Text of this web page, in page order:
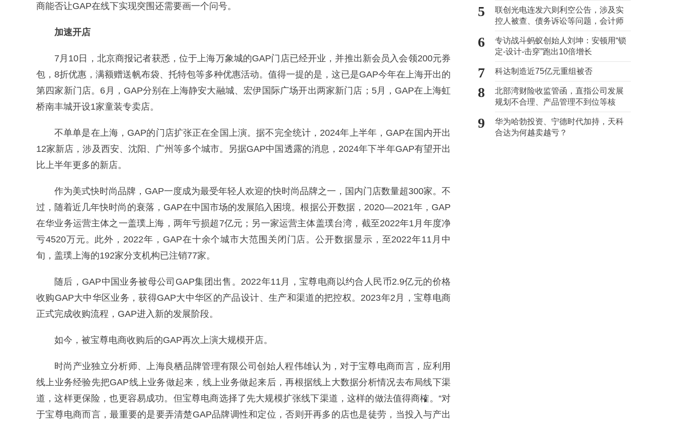
商能否让GAP在线下实现突围还需要画一个问号。
加速开店
7月10日，北京商报记者获悉，位于上海万象城的GAP门店已经开业，并推出新会员入会领200元券
包，8折优惠，满额赠送帆布袋、托特包等多种优惠活动。值得一提的是，这已是GAP今年在上海开出的
第四家新门店。6月，GAP分别在上海静安大融城、宏伊国际广场开出两家新门店；5月，GAP在上海虹
桥南丰城开设1家童装专卖店。
不单单是在上海，GAP的门店扩张正在全国上演。据不完全统计，2024年上半年，GAP在国内开出
12家新店，涉及西安、沈阳、广州等多个城市。另据GAP中国透露的消息，2024年下半年GAP有望开出
比上半年更多的新店。
作为美式快时尚品牌，GAP一度成为最受年轻人欢迎的快时尚品牌之一，国内门店数量超300家。不
过，随着近几年快时尚的衰落，GAP在中国市场的发展陷入困境。根据公开数据，2020—2021年，GAP
在华业务运营主体之一盖璞上海，两年亏损超7亿元；另一家运营主体盖璞台湾，截至2022年1月年度净
亏4520万元。此外，2022年，GAP在十余个城市大范围关闭门店。公开数据显示，至2022年11月中
旬，盖璞上海的192家分支机构已注销77家。
随后，GAP中国业务被母公司GAP集团出售。2022年11月，宝尊电商以约合人民币2.9亿元的价格
收购GAP大中华区业务，获得GAP大中华区的产品设计、生产和渠道的把控权。2023年2月，宝尊电商
正式完成收购流程，GAP进入新的发展阶段。
如今，被宝尊电商收购后的GAP再次上演大规模开店。
时尚产业独立分析师、上海良栖品牌管理有限公司创始人程伟雄认为，对于宝尊电商而言，应利用
线上业务经验先把GAP线上业务做起来，线上业务做起来后，再根据线上大数据分析情况去布局线下渠
道，这样更保险，也更容易成功。但宝尊电商选择了先大规模扩张线下渠道，这样的做法值得商榷。“对
于宝尊电商而言，最重要的是要弄清楚GAP品牌调性和定位，否则开再多的店也是徒劳，当投入与产出
5
联创光电连发六则利空公告，涉及实
控人被查、债务诉讼等问题，会计师
事务所曾出具“保留意见”
6
专访战斗蚂蚁创始人刘坤：安顿用“锁
定-设计-击穿”跑出10倍增长
7 科达制造近75亿元重组被否
8
北部湾财险收监管函，直指公司发展
规划不合理、产品管理不到位等核
心“痛点”
9
华为哈勃投资、宁德时代加持，天科
合达为何越卖越亏？